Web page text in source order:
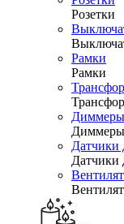
Розетки
Рамки
Рамки
Диммеры
Диммеры
Датчики
Датчики